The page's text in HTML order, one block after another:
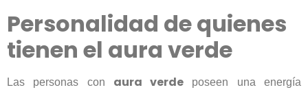
Personalidad de quienes
tienen el aura verde
Las personas con aura verde poseen una energía